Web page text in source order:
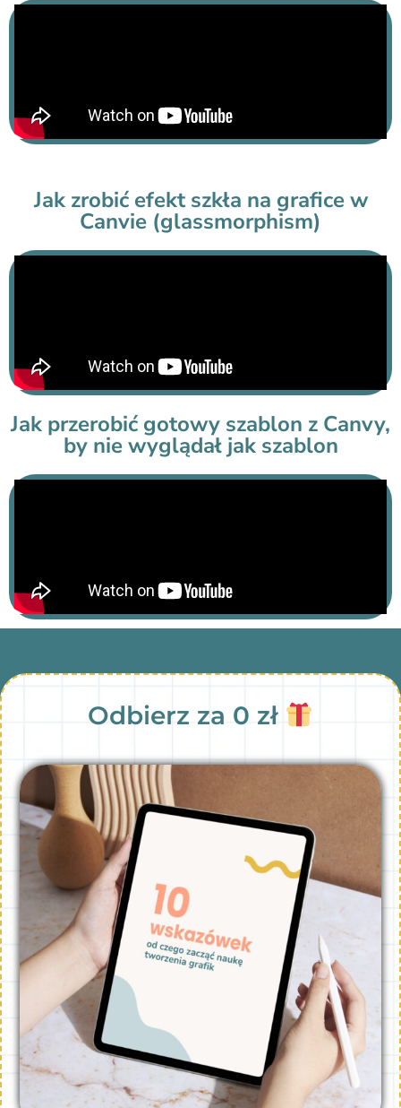
Jak zrobić efekt szkła na grafice w
Canvie (glassmorphism)
Jak przerobić gotowy szablon z Canvy,
by nie wyglądał jak szablon
Odbierz za 0 zł